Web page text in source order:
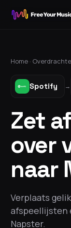
Home ·
Spotify →
Zet
over
naar
Verplaats
afspeellijsten
Napster.